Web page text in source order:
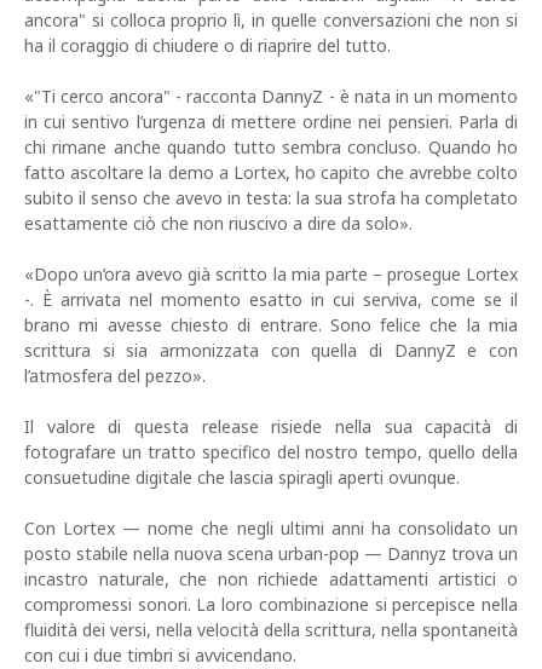
ancora" si colloca proprio lì, in quelle conversazioni che non si
ha il coraggio di chiudere o di riaprire del tutto.
«"Ti cerco ancora" - racconta DannyZ - è nata in un momento
in cui sentivo l’urgenza di mettere ordine nei pensieri. Parla di
chi rimane anche quando tutto sembra concluso. Quando ho
fatto ascoltare la demo a Lortex, ho capito che avrebbe colto
subito il senso che avevo in testa: la sua strofa ha completato
esattamente ciò che non riuscivo a dire da solo».
«Dopo un’ora avevo già scritto la mia parte – prosegue Lortex
-. È arrivata nel momento esatto in cui serviva, come se il
brano mi avesse chiesto di entrare. Sono felice che la mia
scrittura si sia armonizzata con quella di DannyZ e con
l’atmosfera del pezzo».
Il valore di questa release risiede nella sua capacità di
fotografare un tratto specifico del nostro tempo, quello della
consuetudine digitale che lascia spiragli aperti ovunque.
Con Lortex — nome che negli ultimi anni ha consolidato un
posto stabile nella nuova scena urban-pop — Dannyz trova un
incastro naturale, che non richiede adattamenti artistici o
compromessi sonori. La loro combinazione si percepisce nella
fluidità dei versi, nella velocità della scrittura, nella spontaneità
con cui i due timbri si avvicendano.